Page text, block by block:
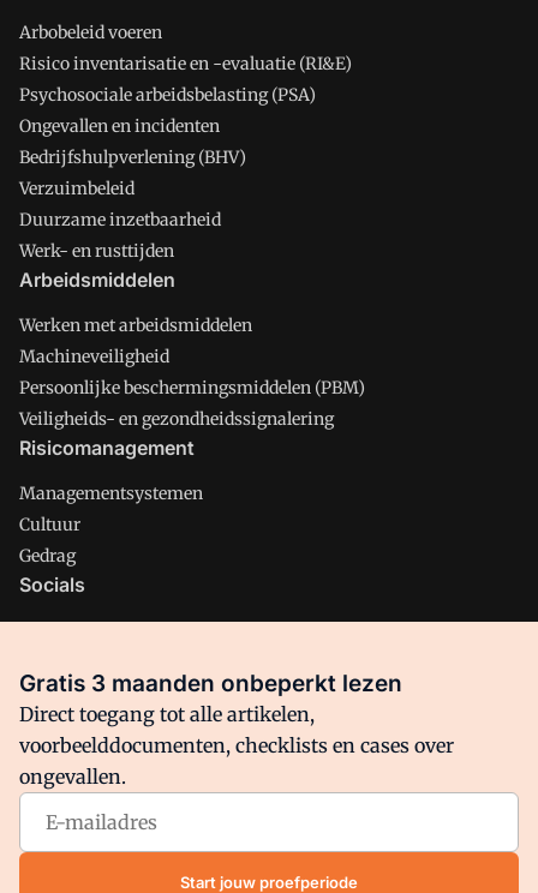
Arbobeleid voeren
Risico inventarisatie en -evaluatie (RI&E)
Psychosociale arbeidsbelasting (PSA)
Ongevallen en incidenten
Bedrijfshulpverlening (BHV)
Verzuimbeleid
Duurzame inzetbaarheid
Werk- en rusttijden
Arbeidsmiddelen
Werken met arbeidsmiddelen
Machineveiligheid
Persoonlijke beschermingsmiddelen (PBM)
Veiligheids- en gezondheidssignalering
Risicomanagement
Managementsystemen
Cultuur
Gedrag
Socials
Facebook
Arbo is onderdeel van VMN media. Lees inons manifestwaar
VMN media voor staat. Op gebruik van deze site zijn de
volgende regelingen van toepassing:Algemene Voorwaarden
Privacy en Cookie beleid|Privacy instellingen
Gratis 3 maanden onbeperkt lezen
Direct toegang tot alle artikelen,
voorbeelddocumenten, checklists en cases over
ongevallen.
Start jouw proefperiode